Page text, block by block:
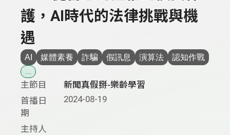
護，AI時代的法律挑戰與機
遇
AI 媒體素養 詐騙 假訊息 演算法 認知作戰
...
主節目
新聞真假掰-樂齡學習
首播日
期
2024-08-19
主持人